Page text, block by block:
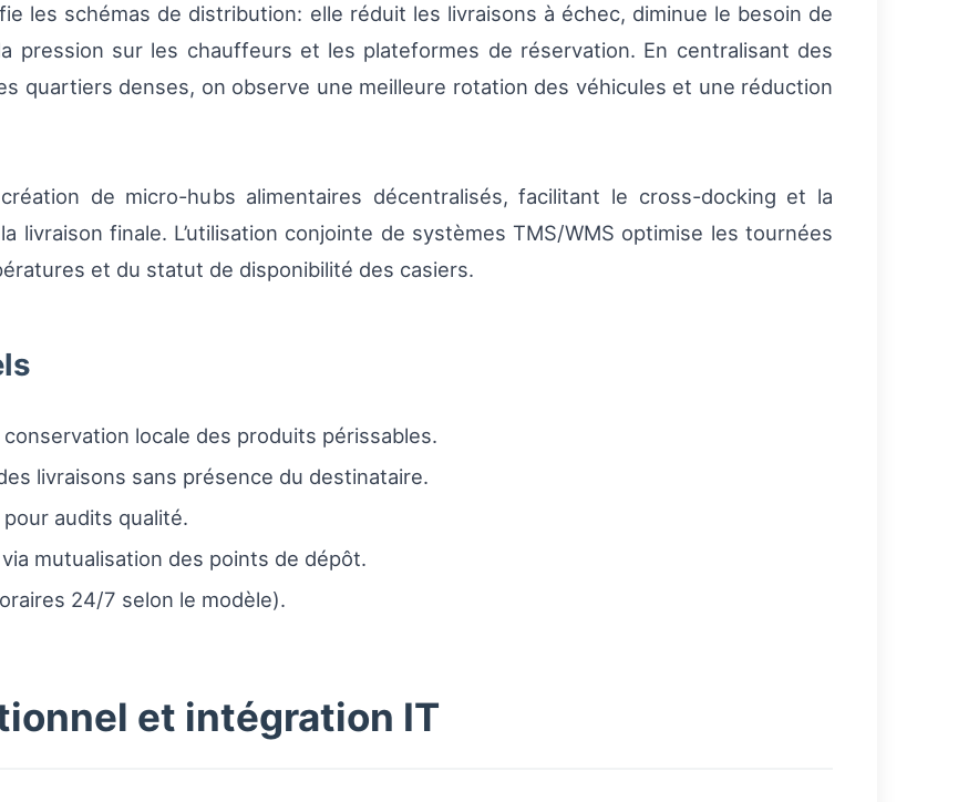
les schémas de distribution: elle réduit les livraisons à échec, diminue le besoin de
pression sur les chauffeurs et les plateformes de réservation. En centralisant des
quartiers denses, on observe une meilleure rotation des véhicules et une réduction
de micro-hubs alimentaires décentralisés, facilitant le cross-docking et la
livraison finale. L’utilisation conjointe de systèmes TMS/WMS optimise les tournées
et du statut de disponibilité des casiers.
conservation locale des produits périssables.
livraisons sans présence du destinataire.
audits qualité.
mutualisation des points de dépôt.
24/7 selon le modèle).
et intégration IT